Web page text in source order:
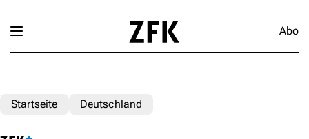
Abo
Startseite Deutschland